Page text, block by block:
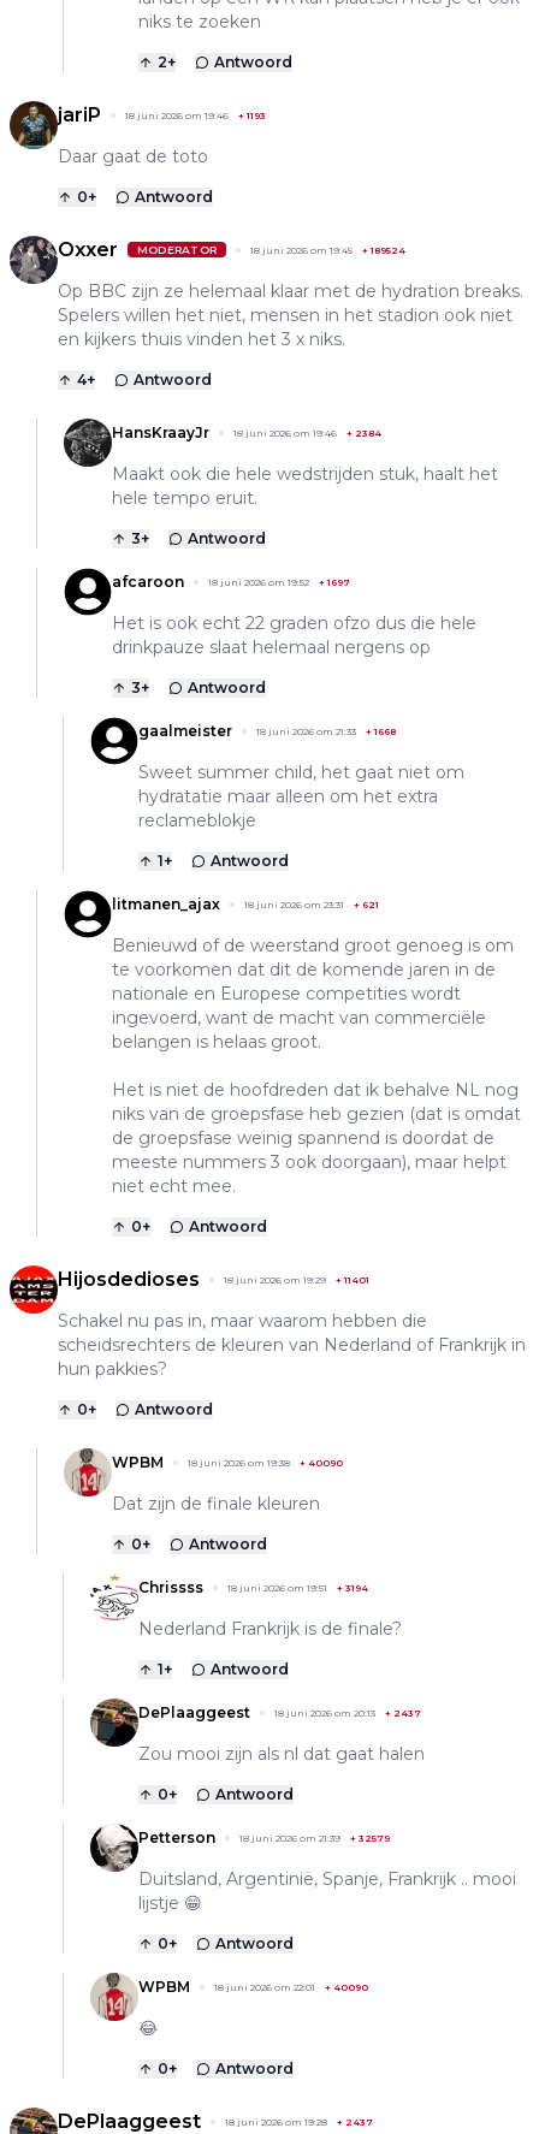
niks te zoeken
2+ Antwoord
jariP 18 juni 2026 om 19:46 +1193
Daar gaat de toto
0+ Antwoord
Oxxer MODERATOR 18 juni 2026 om 19:45 +189524
Op BBC zijn ze helemaal klaar met de hydration breaks.
Spelers willen het niet, mensen in het stadion ook niet
en kijkers thuis vinden het 3 x niks.
4+ Antwoord
HansKraayJr 18 juni 2026 om 19:46 + 2384
Maakt ook die hele wedstrijden stuk, haalt het
hele tempo eruit.
3+ Antwoord
afcaroon 18 juni 2026 om 19:52 +1697
Het is ook echt 22 graden ofzo dus die hele
drinkpauze slaat helemaal nergens op
3+ Antwoord
gaalmeister 18 juni 2026 om 21:33 +1668
Sweet summer child, het gaat niet om
hydratatie maar alleen om het extra
reclameblokje
1+ Antwoord
litmanen_ajax 18 juni 2026 om 23:31 + 621
Benieuwd of de weerstand groot genoeg is om
te voorkomen dat dit de komende jaren in de
nationale en Europese competities wordt
ingevoerd, want de macht van commerciële
belangen is helaas groot.
Het is niet de hoofdreden dat ik behalve NL nog
niks van de groepsfase heb gezien (dat is omdat
de groepsfase weinig spannend is doordat de
meeste nummers 3 ook doorgaan), maar helpt
niet echt mee.
0+ Antwoord
Hijosdedioses 18 juni 2026 om 19:29 +11401
Schakel nu pas in, maar waarom hebben die
scheidsrechters de kleuren van Nederland of Frankrijk in
hun pakkies?
0+ Antwoord
WPBM 18 juni 2026 om 19:38 + 40090
Dat zijn de finale kleuren
0+ Antwoord
Chrissss 18 juni 2026 om 19:51 + 3194
Nederland Frankrijk is de finale?
1+ Antwoord
DePlaaggeest 18 juni 2026 om 20:13 + 2437
Zou mooi zijn als nl dat gaat halen
0+ Antwoord
Petterson 18 juni 2026 om 21:39 + 32579
Duitsland, Argentinië, Spanje, Frankrijk .. mooi
lijstje 😁
0+ Antwoord
WPBM 18 juni 2026 om 22:01 + 40090
😂
0+ Antwoord
DePlaaggeest 18 juni 2026 om 19:28 + 2437